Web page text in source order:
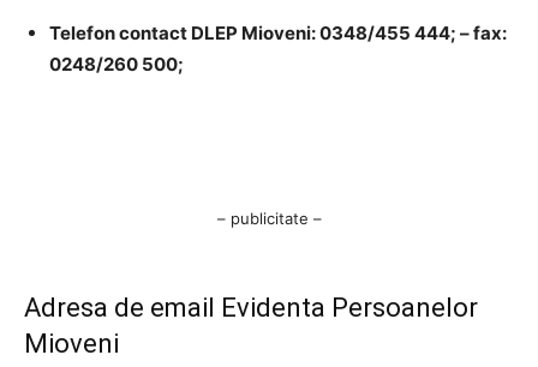
Telefon contact DLEP Mioveni: 0348/455 444; – fax:
0248/260 500;
– publicitate –
Adresa de email Evidenta Persoanelor
Mioveni